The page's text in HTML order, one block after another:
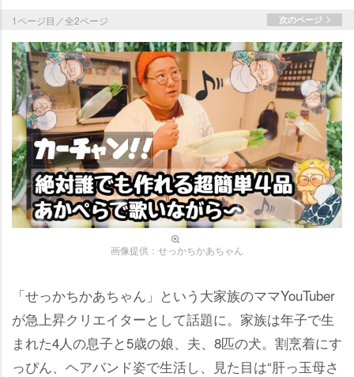
1ページ目／全2ページ 次のページ
画像提供：せっかちかあちゃん
「せっかちかあちゃん」という大家族のママYouTuber
が急上昇クリエイターとして話題に。家族は年子で生
まれた4人の息子と5歳の娘、夫、8匹の犬。割烹着にす
っぴん、ヘアバンド姿で生活し、見た目は“肝っ玉母さ